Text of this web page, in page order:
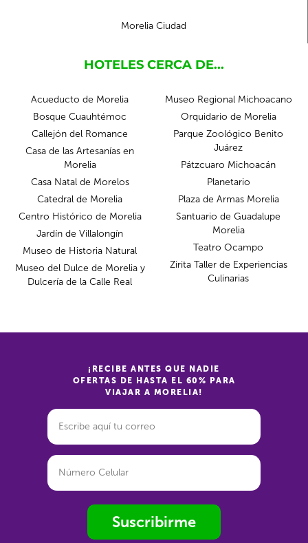
Morelia Ciudad
HOTELES CERCA DE...
Acueducto de Morelia
Bosque Cuauhtémoc
Callejón del Romance
Casa de las Artesanías en
Morelia
Casa Natal de Morelos
Catedral de Morelia
Centro Histórico de Morelia
Jardín de Villalongín
Museo de Historia Natural
Museo del Dulce de Morelia y
Dulcería de la Calle Real
Museo Regional Michoacano
Orquidario de Morelia
Parque Zoológico Benito
Juárez
Pátzcuaro Michoacán
Planetario
Plaza de Armas Morelia
Santuario de Guadalupe
Morelia
Teatro Ocampo
Zirita Taller de Experiencias
Culinarias
¡RECIBE ANTES QUE NADIE
OFERTAS DE HASTA EL 60% PARA
VIAJAR A MORELIA!
Suscribirme